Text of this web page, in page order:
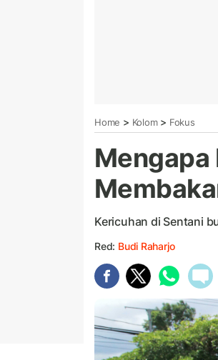
Home > Kolom> Fokus
Mengapa
Kericuhan di Sentani
Red: Budi Raharjo